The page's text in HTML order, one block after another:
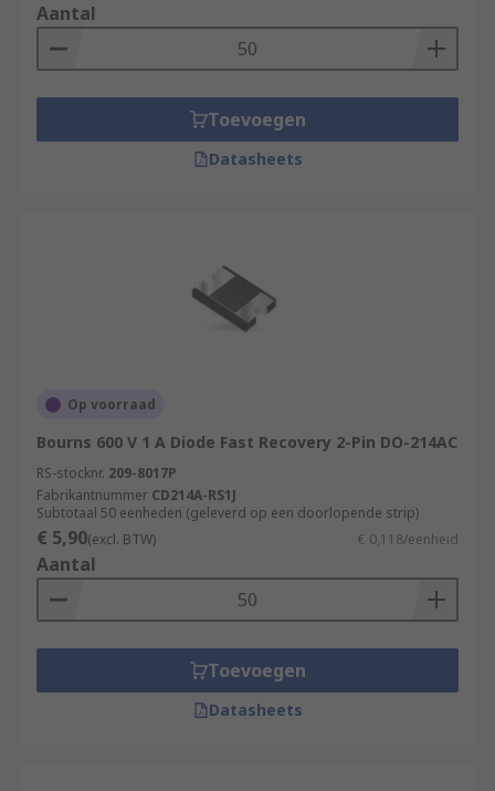
Aantal
Toevoegen
Datasheets
Op voorraad
Bourns 600 V 1 A Diode Fast Recovery 2-Pin DO-214AC
RS-stocknr. 209-8017P
Fabrikantnummer CD214A-RS1J
Subtotaal 50 eenheden (geleverd op een doorlopende strip)
€ 5,90(excl. BTW) € 0,118/eenheid
Aantal
Toevoegen
Datasheets